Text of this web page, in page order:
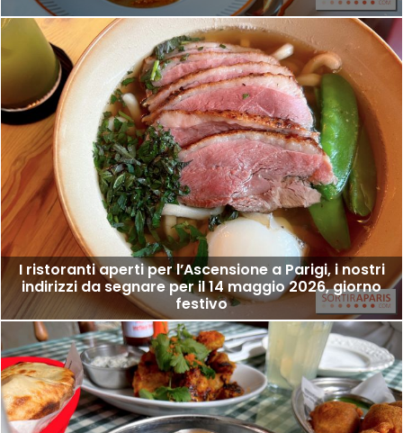
I ristoranti aperti per l’Ascensione a Parigi, i nostri
indirizzi da segnare per il 14 maggio 2026, giorno
festivo